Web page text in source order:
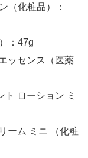
（化粧品）：
：47g
ッセンス（医薬
ローション ミ
ーム ミニ （化粧